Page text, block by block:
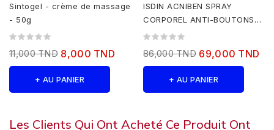
Sintogel - crème de massage
- 50g
11,000 TND 8,000 TND
+ AU PANIER
ISDIN ACNIBEN SPRAY
CORPOREL ANTI-BOUTONS
150 ML
86,000 TND 69,000 TND
+ AU PANIER
Les Clients Qui Ont Acheté Ce Produit Ont